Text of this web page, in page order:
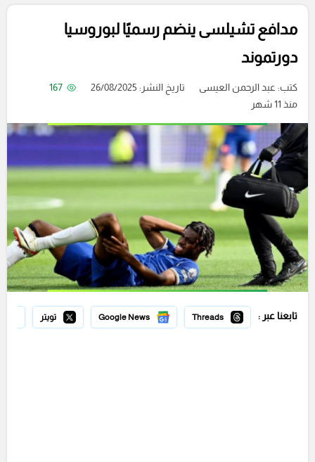
مدافع تشيلسى ينضم رسميًا لبوروسيا
دورتموند
كتب: عبد الرحمن العيسى تاريخ النشر: 26/08/2025
167
منذ 11 شهر
تابعنا عبر : Threads
Google News تويتر